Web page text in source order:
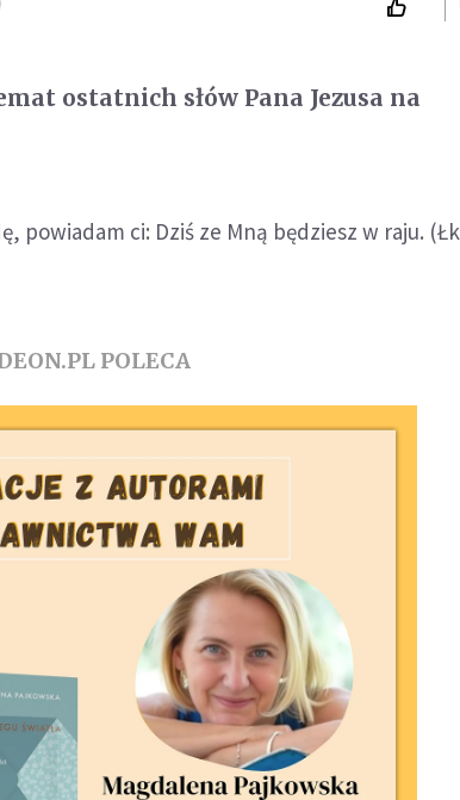
ostatnich słów Pana Jezusa na
powiadam ci: Dziś ze Mną będziesz w raju. (Łk
POLECA